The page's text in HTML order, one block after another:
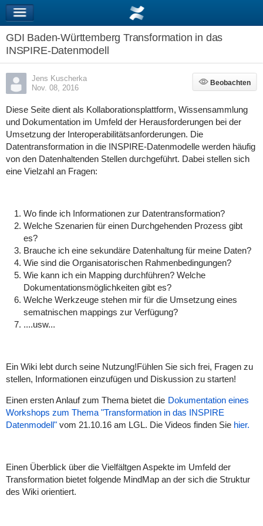
GDI Baden-Württemberg Transformation in das
INSPIRE-Datenmodell
Jens Kuscherka
Nov. 08, 2016
Beobachten
Beobachten
Diese Seite dient als Kollaborationsplattform, Wissensammlung
und Dokumentation im Umfeld der Herausforderungen bei der
Umsetzung der Interoperabilitätsanforderungen. Die
Datentransformation in die INSPIRE-Datenmodelle werden häufig
von den Datenhaltenden Stellen durchgeführt. Dabei stellen sich
eine Vielzahl an Fragen:
Wo finde ich Informationen zur Datentransformation?
Welche Szenarien für einen Durchgehenden Prozess gibt
es?
Brauche ich eine sekundäre Datenhaltung für meine Daten?
Wie sind die Organisatorischen Rahmenbedingungen?
Wie kann ich ein Mapping durchführen? Welche
Dokumentationsmöglichkeiten gibt es?
Welche Werkzeuge stehen mir für die Umsetzung eines
sematnischen mappings zur Verfügung?
....usw...
Ein Wiki lebt durch seine Nutzung!Fühlen Sie sich frei, Fragen zu
stellen, Informationen einzufügen und Diskussion zu starten!
Einen ersten Anlauf zum Thema bietet die Dokumentation eines
Workshops zum Thema "Transformation in das INSPIRE
Datenmodell"vom 21.10.16 am LGL. Die Videos finden Sie hier.
Einen Überblick über die Vielfältgen Aspekte im Umfeld der
Transformation bietet folgende MindMap an der sich die Struktur
des Wiki orientiert.